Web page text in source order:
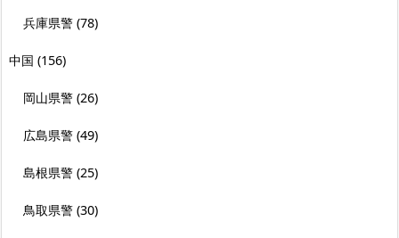
兵庫県警 (78)
中国 (156)
岡山県警 (26)
広島県警 (49)
島根県警 (25)
鳥取県警 (30)